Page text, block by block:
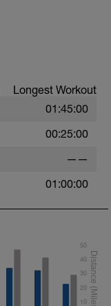
Longest Workout
01:45:00
00:25:00
——
01:00:00
10
20
30
40
50